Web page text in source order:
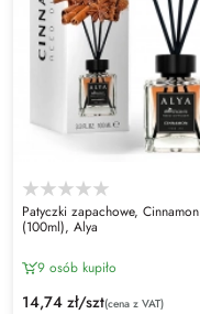
Patyczki zapachowe, Cinnamon
(100ml), Alya
9 osób kupiło
14,74 zł/szt(cena z VAT)